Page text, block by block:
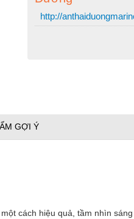
http://
GỢI Ý
cách hiệu quả, tầm nhìn